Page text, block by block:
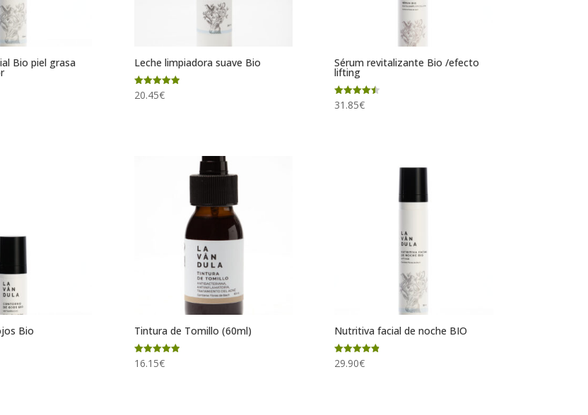
Bio piel grasa Leche limpiadora suave Bio
Valorado
con
20.45€
Sérum revitalizante Bio /efecto
lifting
Valorado
con
31.85€
Bio Tintura de Tomillo (60ml)
Valorado
con
16.15€
Nutritiva facial de noche BIO
Valorado
con
29.90€